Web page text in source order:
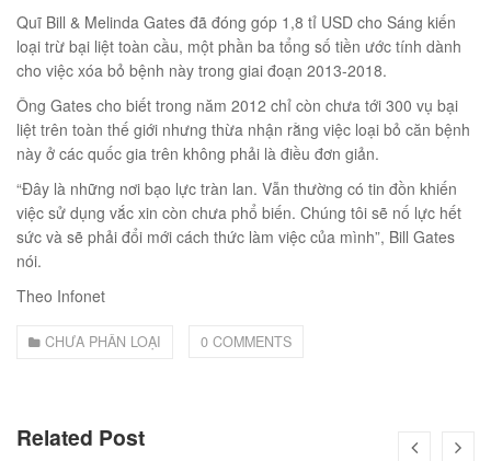
Túi đeo chéo nam công sở da bò sáp đựng tài liệu A4 KT57
₫
GIỎ
Quĩ Bill & Melinda Gates đã đóng góp 1,8 tỉ USD cho Sáng kiến
loại trừ bại liệt toàn cầu, một phần ba tổng số tiền ước tính dành
cho việc xóa bỏ bệnh này trong giai đoạn 2013-2018.
Ông Gates cho biết trong năm 2012 chỉ còn chưa tới 300 vụ bại
liệt trên toàn thế giới nhưng thừa nhận rằng việc loại bỏ căn bệnh
này ở các quốc gia trên không phải là điều đơn giản.
“Đây là những nơi bạo lực tràn lan. Vẫn thường có tin đồn khiến
việc sử dụng vắc xin còn chưa phổ biến. Chúng tôi sẽ nố lực hết
sức và sẽ phải đổi mới cách thức làm việc của mình”, Bill Gates
nói.
Theo Infonet
CHƯA PHÂN LOẠI 0 COMMENTS
Related Post